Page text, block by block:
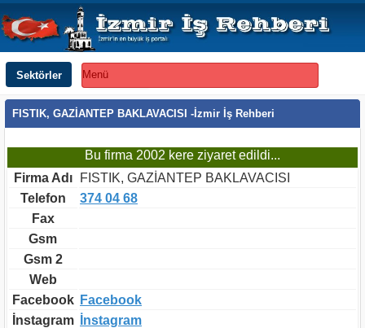
Sektörler Menü
FISTIK, GAZİANTEP BAKLAVACISI -İzmir İş Rehberi
Bu firma 2002 kere ziyaret edildi...
Firma Adı
FISTIK, GAZİANTEP BAKLAVACISI
Telefon
374 04 68
Fax
Gsm
Gsm 2
Web
Facebook Facebook
İnstagram
İnstagram